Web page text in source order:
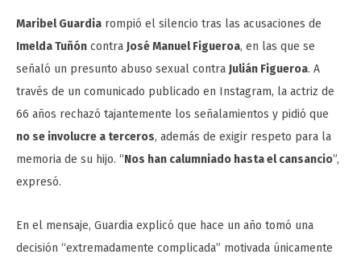
Maribel Guardia rompió el silencio tras las acusaciones de
Imelda Tuñón contra José Manuel Figueroa, en las que se
señaló un presunto abuso sexual contra Julián Figueroa. A
través de un comunicado publicado en Instagram, la actriz de
66 años rechazó tajantemente los señalamientos y pidió que
no se involucre a terceros, además de exigir respeto para la
memoria de su hijo. “Nos han calumniado hasta el cansancio”,
expresó.
En el mensaje, Guardia explicó que hace un año tomó una
decisión “extremadamente complicada” motivada únicamente